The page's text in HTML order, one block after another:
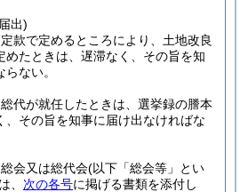
出)
款で定めるところにより、土地改良
めたときは、遅滞なく、その旨を知
ない。
代が就任したときは、選挙録の謄本
、その旨を知事に届け出なければな
会又は総代会(以下「総会等」とい
、 次の各号に掲げる書類を添付し